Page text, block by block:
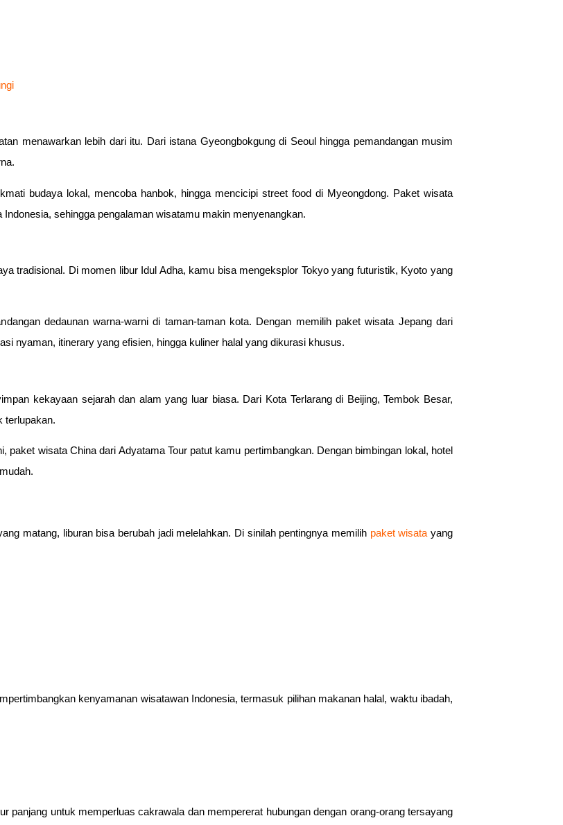
menawarkan lebih dari itu. Dari istana Gyeongbokgung di Seoul hingga pemandangan musim
budaya lokal, mencoba hanbok, hingga mencicipi street food di Myeongdong. Paket wisata
sehingga pengalaman wisatamu makin menyenangkan.
tradisional. Di momen libur Idul Adha, kamu bisa mengeksplor Tokyo yang futuristik, Kyoto yang
dedaunan warna-warni di taman-taman kota. Dengan memilih paket wisata Jepang dari
nyaman, itinerary yang efisien, hingga kuliner halal yang dikurasi khusus.
kekayaan sejarah dan alam yang luar biasa. Dari Kota Terlarang di Beijing, Tembok Besar,
terlupakan.
wisata China dari Adyatama Tour patut kamu pertimbangkan. Dengan bimbingan lokal, hotel
matang, liburan bisa berubah jadi melelahkan. Di sinilah pentingnya memilih paket wisata yang
kenyamanan wisatawan Indonesia, termasuk pilihan makanan halal, waktu ibadah,
panjang untuk memperluas cakrawala dan mempererat hubungan dengan orang-orang tersayang